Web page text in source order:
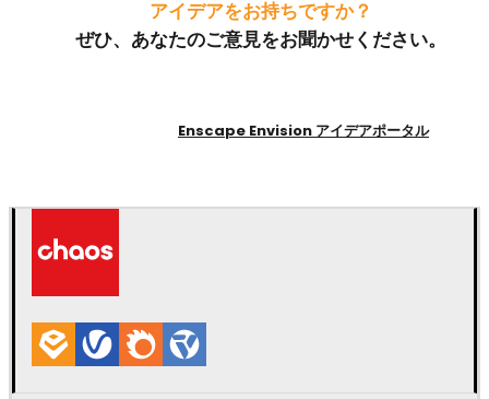
アイデアをお持ちですか？
ぜひ、あなたのご意見をお聞かせください。
Enscape Envision アイデアポータル